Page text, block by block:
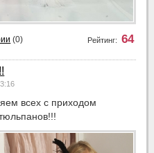
(0) Рейтинг: 64
всех с приходом